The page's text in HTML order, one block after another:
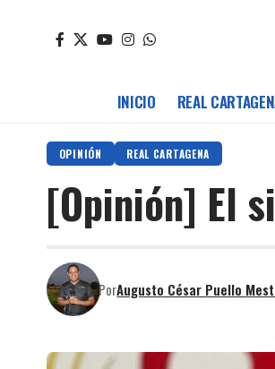
INICIO REAL
OPINIÓN REAL CARTAGENA
[Opinión] El
PorAugusto César Puello